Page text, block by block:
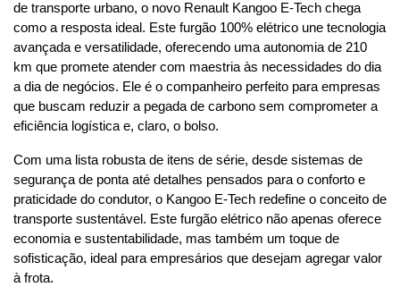
de transporte urbano, o novo Renault Kangoo E-Tech chega
como a resposta ideal. Este furgão 100% elétrico une tecnologia
avançada e versatilidade, oferecendo uma autonomia de 210
km que promete atender com maestria às necessidades do dia
a dia de negócios. Ele é o companheiro perfeito para empresas
que buscam reduzir a pegada de carbono sem comprometer a
eficiência logística e, claro, o bolso.
Com uma lista robusta de itens de série, desde sistemas de
segurança de ponta até detalhes pensados para o conforto e
praticidade do condutor, o Kangoo E-Tech redefine o conceito de
transporte sustentável. Este furgão elétrico não apenas oferece
economia e sustentabilidade, mas também um toque de
sofisticação, ideal para empresários que desejam agregar valor
à frota.